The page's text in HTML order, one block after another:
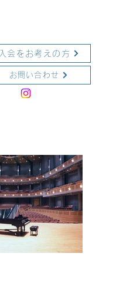
入会をお考えの方
お問い合わせ